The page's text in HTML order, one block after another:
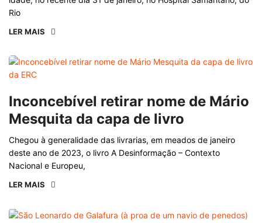
Rio
LER MAIS
Inconcebível retirar nome de Mário
Mesquita da capa de livro
Chegou à generalidade das livrarias, em meados de janeiro
deste ano de 2023, o livro A Desinformação – Contexto
Nacional e Europeu,
LER MAIS